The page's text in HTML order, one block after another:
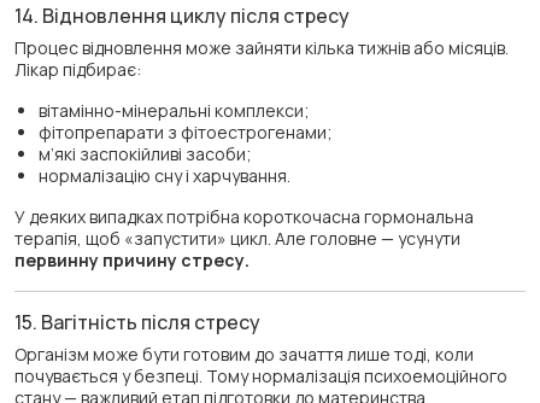
14. Відновлення циклу після стресу
Процес відновлення може зайняти кілька тижнів або місяців.
Лікар підбирає:
вітамінно-мінеральні комплекси;
фітопрепарати з фітоестрогенами;
м’які заспокійливі засоби;
нормалізацію сну і харчування.
У деяких випадках потрібна короткочасна гормональна
терапія, щоб «запустити» цикл. Але головне — усунути
первинну причину стресу.
15. Вагітність після стресу
Організм може бути готовим до зачаття лише тоді, коли
почувається у безпеці. Тому нормалізація психоемоційного
стану — важливий етап підготовки до материнства.